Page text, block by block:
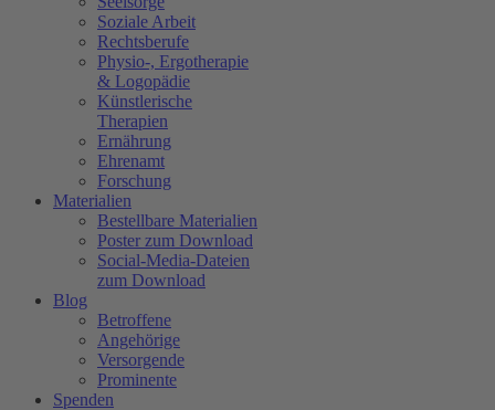
Soziale Arbeit
Rechtsberufe
Physio-, Ergotherapie
& Logopädie
Künstlerische
Therapien
Ernährung
Ehrenamt
Forschung
Materialien
Bestellbare Materialien
Poster zum Download
Social-Media-Dateien
zum Download
Blog
Betroffene
Angehörige
Versorgende
Prominente
Spenden